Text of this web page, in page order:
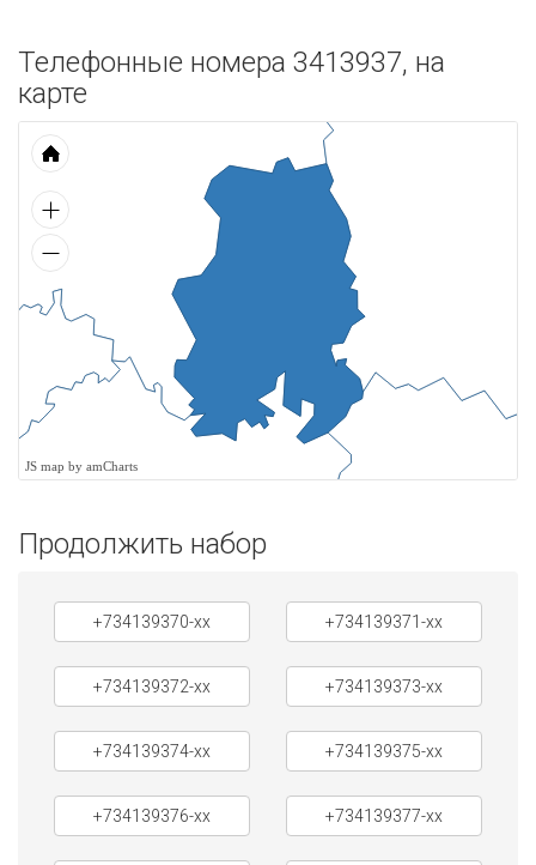
Телефонные номера 3413937, на
карте
JS map by amCharts
Продолжить набор
+734139370-xx +734139371-xx
+734139372-xx +734139373-xx
+734139374-xx +734139375-xx
+734139376-xx +734139377-xx